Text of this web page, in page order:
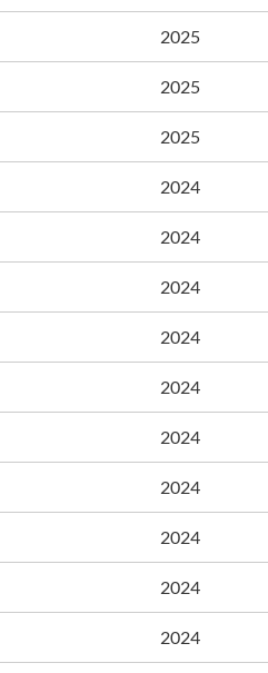
2025
2025
2025
2024
2024
2024
2024
2024
2024
2024
2024
2024
2024